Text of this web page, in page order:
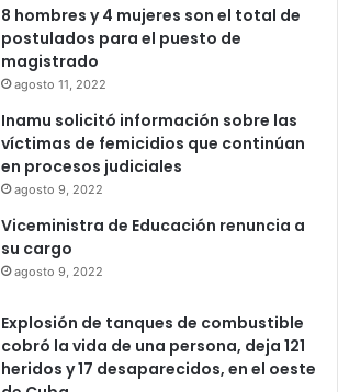
8 hombres y 4 mujeres son el total de
postulados para el puesto de
magistrado
agosto 11, 2022
Inamu solicitó información sobre las
víctimas de femicidios que continúan
en procesos judiciales
agosto 9, 2022
Viceministra de Educación renuncia a
su cargo
agosto 9, 2022
Explosión de tanques de combustible
cobró la vida de una persona, deja 121
heridos y 17 desaparecidos, en el oeste